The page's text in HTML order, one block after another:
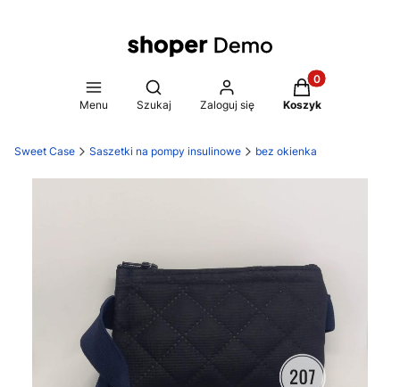
Menu
Otwórz wyszukiwarkę
Szukaj Zaloguj się
Produkty w
Koszyk
Sweet Case Saszetki na pompy insulinowe bez okienka